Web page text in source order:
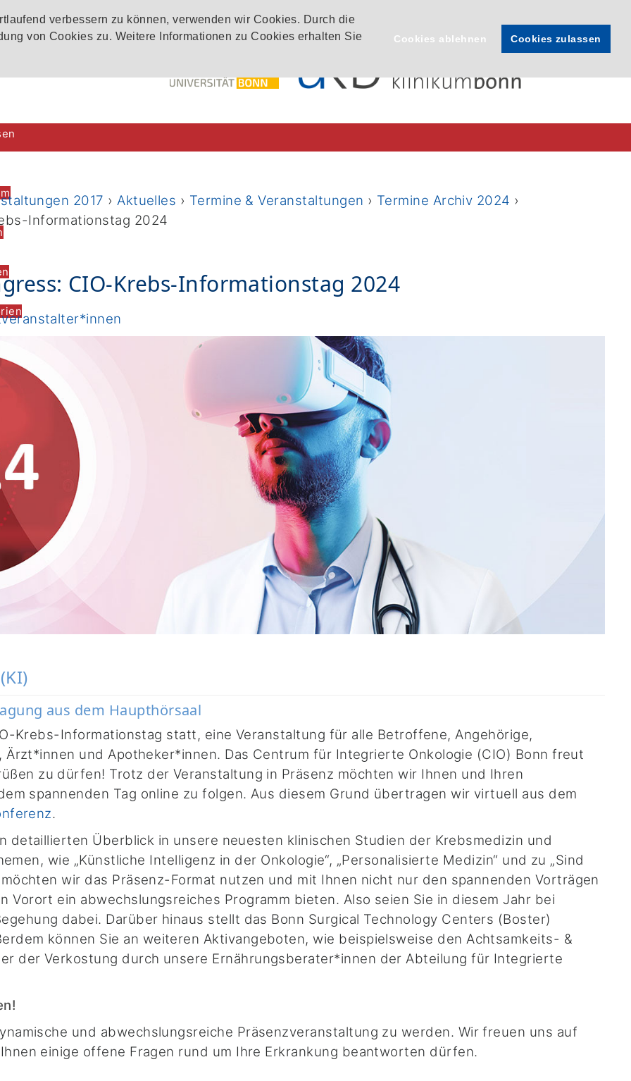
verbessern zu können, verwenden wir Cookies. Durch die
von Cookies zu. Weitere Informationen zu Cookies erhalten Sie
Cookies ablehnen Cookies zulassen
2017 ›Aktuelles › Termine & Veranstaltungen › Termine Archiv 2024 ›
Informationstag 2024
CIO-Krebs-Informationstag 2024
aus dem Haupthörsaal
Krebs-Informationstag statt, eine Veranstaltung für alle Betroffene, Angehörige,
und Apotheker*innen. Das Centrum für Integrierte Onkologie (CIO) Bonn freut
zu dürfen! Trotz der Veranstaltung in Präsenz möchten wir Ihnen und Ihren
spannenden Tag online zu folgen. Aus diesem Grund übertragen wir virtuell aus dem
.
detaillierten Überblick in unsere neuesten klinischen Studien der Krebsmedizin und
wie „Künstliche Intelligenz in der Onkologie“, „Personalisierte Medizin“ und zu „Sind
wir das Präsenz-Format nutzen und mit Ihnen nicht nur den spannenden Vorträgen
Vorort ein abwechslungsreiches Programm bieten. Also seien Sie in diesem Jahr bei
dabei. Darüber hinaus stellt das Bonn Surgical Technology Centers (Boster)
können Sie an weiteren Aktivangeboten, wie beispielsweise denAchtsamkeits- &
der Verkostung durch unsere Ernährungsberater*innen der Abteilung für Integrierte
und abwechslungsreiche Präsenzveranstaltung zu werden. Wir freuen uns auf
einige offene Fragen rund um Ihre Erkrankung beantworten dürfen.